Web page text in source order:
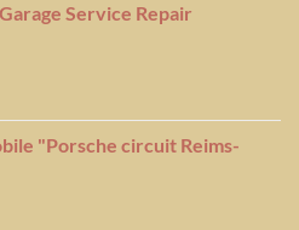
Service Repair
"Porsche circuit Reims-